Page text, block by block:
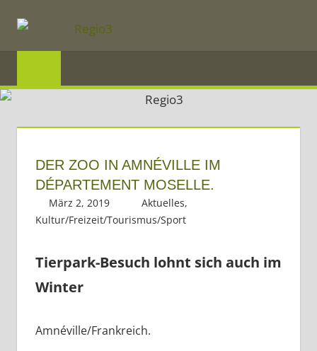
Inhalt
springen
Region
Mosel
Saar
Dreiländereck
DER ZOO IN AMNÉVILLE IM
DÉPARTEMENT MOSELLE.
März 2, 2019 Regio3
Aktuelles,
Kultur/Freizeit/Tourismus/Sport
Tierpark-Besuch lohnt sich auch im
Winter
Amnéville/Frankreich.